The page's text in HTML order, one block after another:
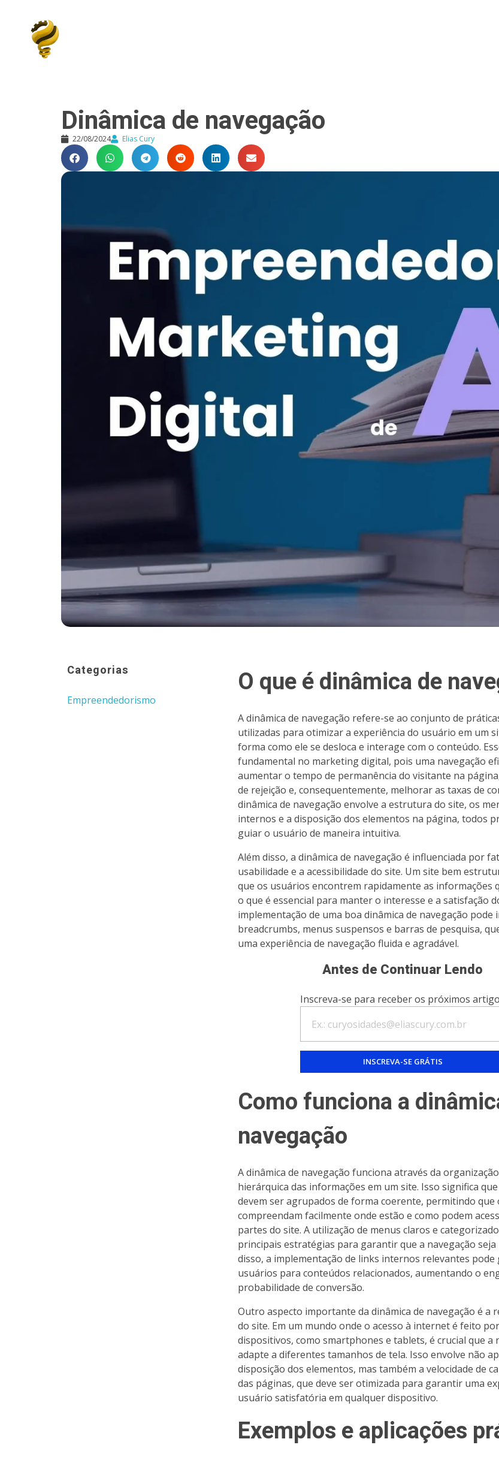
Dinâmica de navegação
22/08/2024 Elias Cury
Categorias
Empreendedorismo
O que é dinâmica de
A dinâmica de navegação refere-se ao conjunto de
utilizadas para otimizar a experiência do usuário em um
forma como ele se desloca e interage com o conteúdo.
fundamental no marketing digital, pois uma navegação
aumentar o tempo de permanência do visitante na
de rejeição e, consequentemente, melhorar as taxas de
dinâmica de navegação envolve a estrutura do site, os
internos e a disposição dos elementos na página, todos
guiar o usuário de maneira intuitiva.
Além disso, a dinâmica de navegação é influenciada por
usabilidade e a acessibilidade do site. Um site bem
que os usuários encontrem rapidamente as informações
o que é essencial para manter o interesse e a satisfação
implementação de uma boa dinâmica de navegação pode
breadcrumbs, menus suspensos e barras de pesquisa,
uma experiência de navegação fluida e agradável.
Antes de Continuar Lendo
Inscreva-se para receber os próximos
Como funciona a
navegação
A dinâmica de navegação funciona através da
hierárquica das informações em um site. Isso significa
devem ser agrupados de forma coerente, permitindo que
compreendam facilmente onde estão e como podem
partes do site. A utilização de menus claros e
principais estratégias para garantir que a navegação seja
disso, a implementação de links internos relevantes pode
usuários para conteúdos relacionados, aumentando o
probabilidade de conversão.
Outro aspecto importante da dinâmica de navegação é a
do site. Em um mundo onde o acesso à internet é feito
dispositivos, como smartphones e tablets, é crucial que a
adapte a diferentes tamanhos de tela. Isso envolve não
disposição dos elementos, mas também a velocidade de
das páginas, que deve ser otimizada para garantir uma
usuário satisfatória em qualquer dispositivo.
Exemplos e aplicações